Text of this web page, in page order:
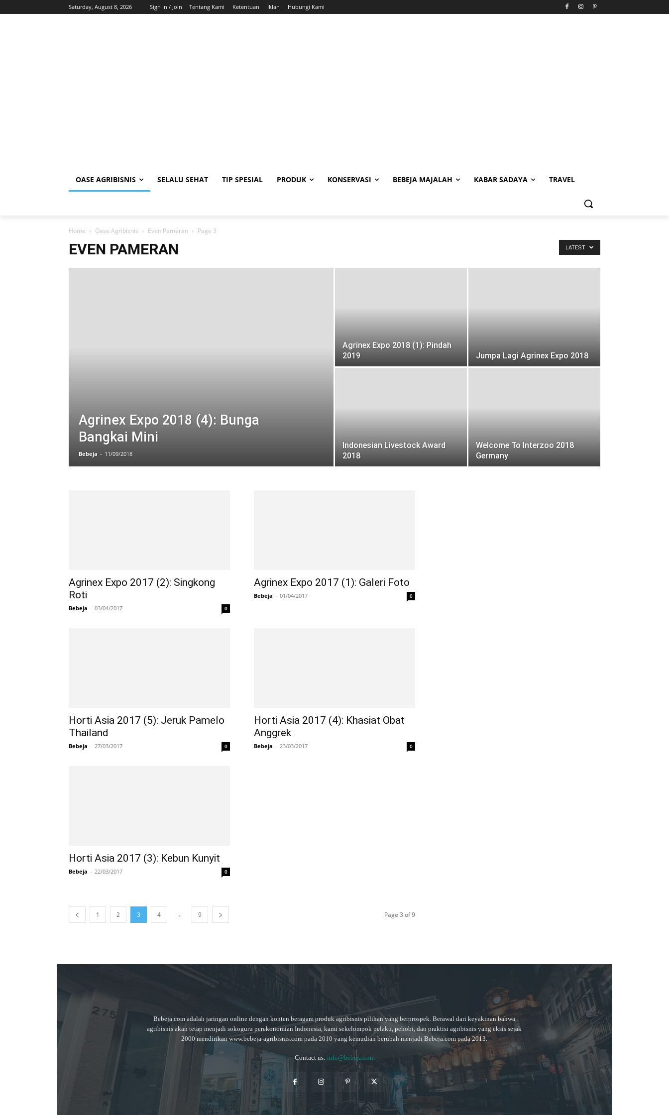
Saturday, August 8, 2026 Sign in / Join Tentang Kami Ketentuan Iklan Hubungi Kami
OASE AGRIBISNIS SELALU SEHAT TIP SPESIAL PRODUK KONSERVASI BEBEJA MAJALAH KABAR SADAYA TRAVEL
Home Oase Agribisnis Even Pameran Page 3
EVEN PAMERAN LATEST
Agrinex Expo 2018 (4): Bunga
Bangkai Mini
Bebeja - 11/09/2018
Agrinex Expo 2018 (1): Pindah
2019
Jumpa Lagi Agrinex Expo 2018
Indonesian Livestock Award
2018
Welcome To Interzoo 2018
Germany
Agrinex Expo 2017 (2): Singkong
Roti
Bebeja - 03/04/2017 0
Agrinex Expo 2017 (1): Galeri Foto
Bebeja - 01/04/2017 0
Horti Asia 2017 (5): Jeruk Pamelo
Thailand
Bebeja - 27/03/2017 0
Horti Asia 2017 (4): Khasiat Obat
Anggrek
Bebeja - 23/03/2017 0
Horti Asia 2017 (3): Kebun Kunyit
Bebeja - 22/03/2017 0
1 2 3 4 ... 9 Page 3 of 9
Bebeja.com adalah jaringan online dengan konten beragam produk agribisnis pilihan yang berprospek. Berawal dari keyakinan bahwa
agribisnis akan tetap menjadi sokoguru perekonomian Indonesia, kami sekelompok pelaku, pehobi, dan praktisi agribisnis yang eksis sejak
2000 mendirikan www.bebeja-agribisnis.com pada 2010 yang kemudian berubah menjadi Bebeja.com pada 2013.
Contact us: info@bebeja.com